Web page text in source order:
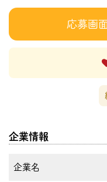
応募画
企業情報
企業名